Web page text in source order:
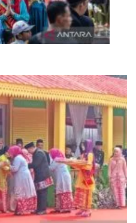
dan kota global